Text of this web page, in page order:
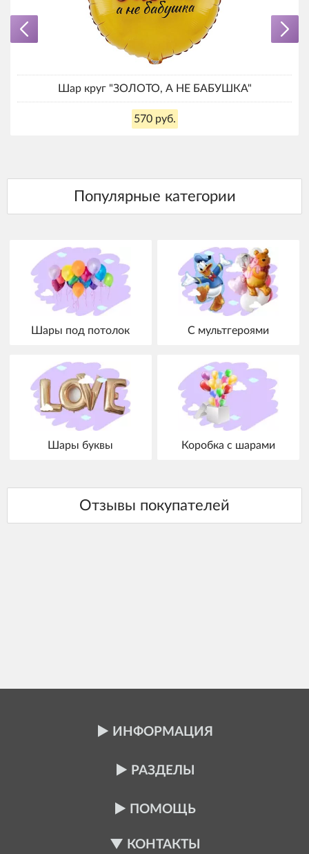
Шар круг "ЗОЛОТО, А НЕ БАБУШКА"
570 руб.
Шары под потолок С мультгероями
Шары буквы Коробка с шарами
ИНФОРМАЦИЯ
РАЗДЕЛЫ
ПОМОЩЬ
КОНТАКТЫ